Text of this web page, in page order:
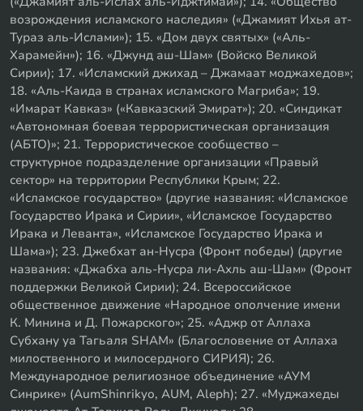
возрождения исламского наследия» («Джамият Ихья ат-
Тураз аль-Ислами»); 15. «Дом двух святых» («Аль-
Харамейн»); 16. «Джунд аш-Шам» (Войско Великой
Сирии); 17. «Исламский джихад – Джамаат моджахедов»;
18. «Аль-Каида в странах исламского Магриба»; 19.
«Имарат Кавказ» («Кавказский Эмират»); 20. «Синдикат
«Автономная боевая террористическая организация
(АБТО)»; 21. Террористическое сообщество –
структурное подразделение организации «Правый
сектор» на территории Республики Крым; 22.
«Исламское государство» (другие названия: «Исламское
Государство Ирака и Сирии», «Исламское Государство
Ирака и Леванта», «Исламское Государство Ирака и
Шама»); 23. Джебхат ан-Нусра (Фронт победы) (другие
названия: «Джабха аль-Нусра ли-Ахль аш-Шам» (Фронт
поддержки Великой Сирии); 24. Всероссийское
общественное движение «Народное ополчение имени
К. Минина и Д. Пожарского»; 25. «Аджр от Аллаха
Субхану уа Тагьаля SHAM» (Благословение от Аллаха
милоственного и милосердного СИРИЯ); 26.
Международное религиозное объединение «АУМ
Синрике» (AumShinrikyo, AUM, Aleph); 27. «Муджахеды